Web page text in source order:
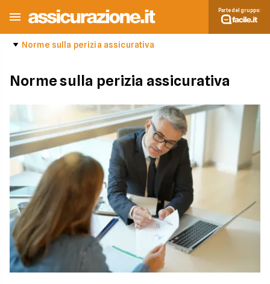
Parte del gruppo:
Norme sulla perizia assicurativa
Norme sulla perizia assicurativa